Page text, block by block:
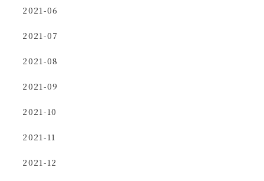
2021-06
2021-07
2021-08
2021-09
2021-10
2021-11
2021-12